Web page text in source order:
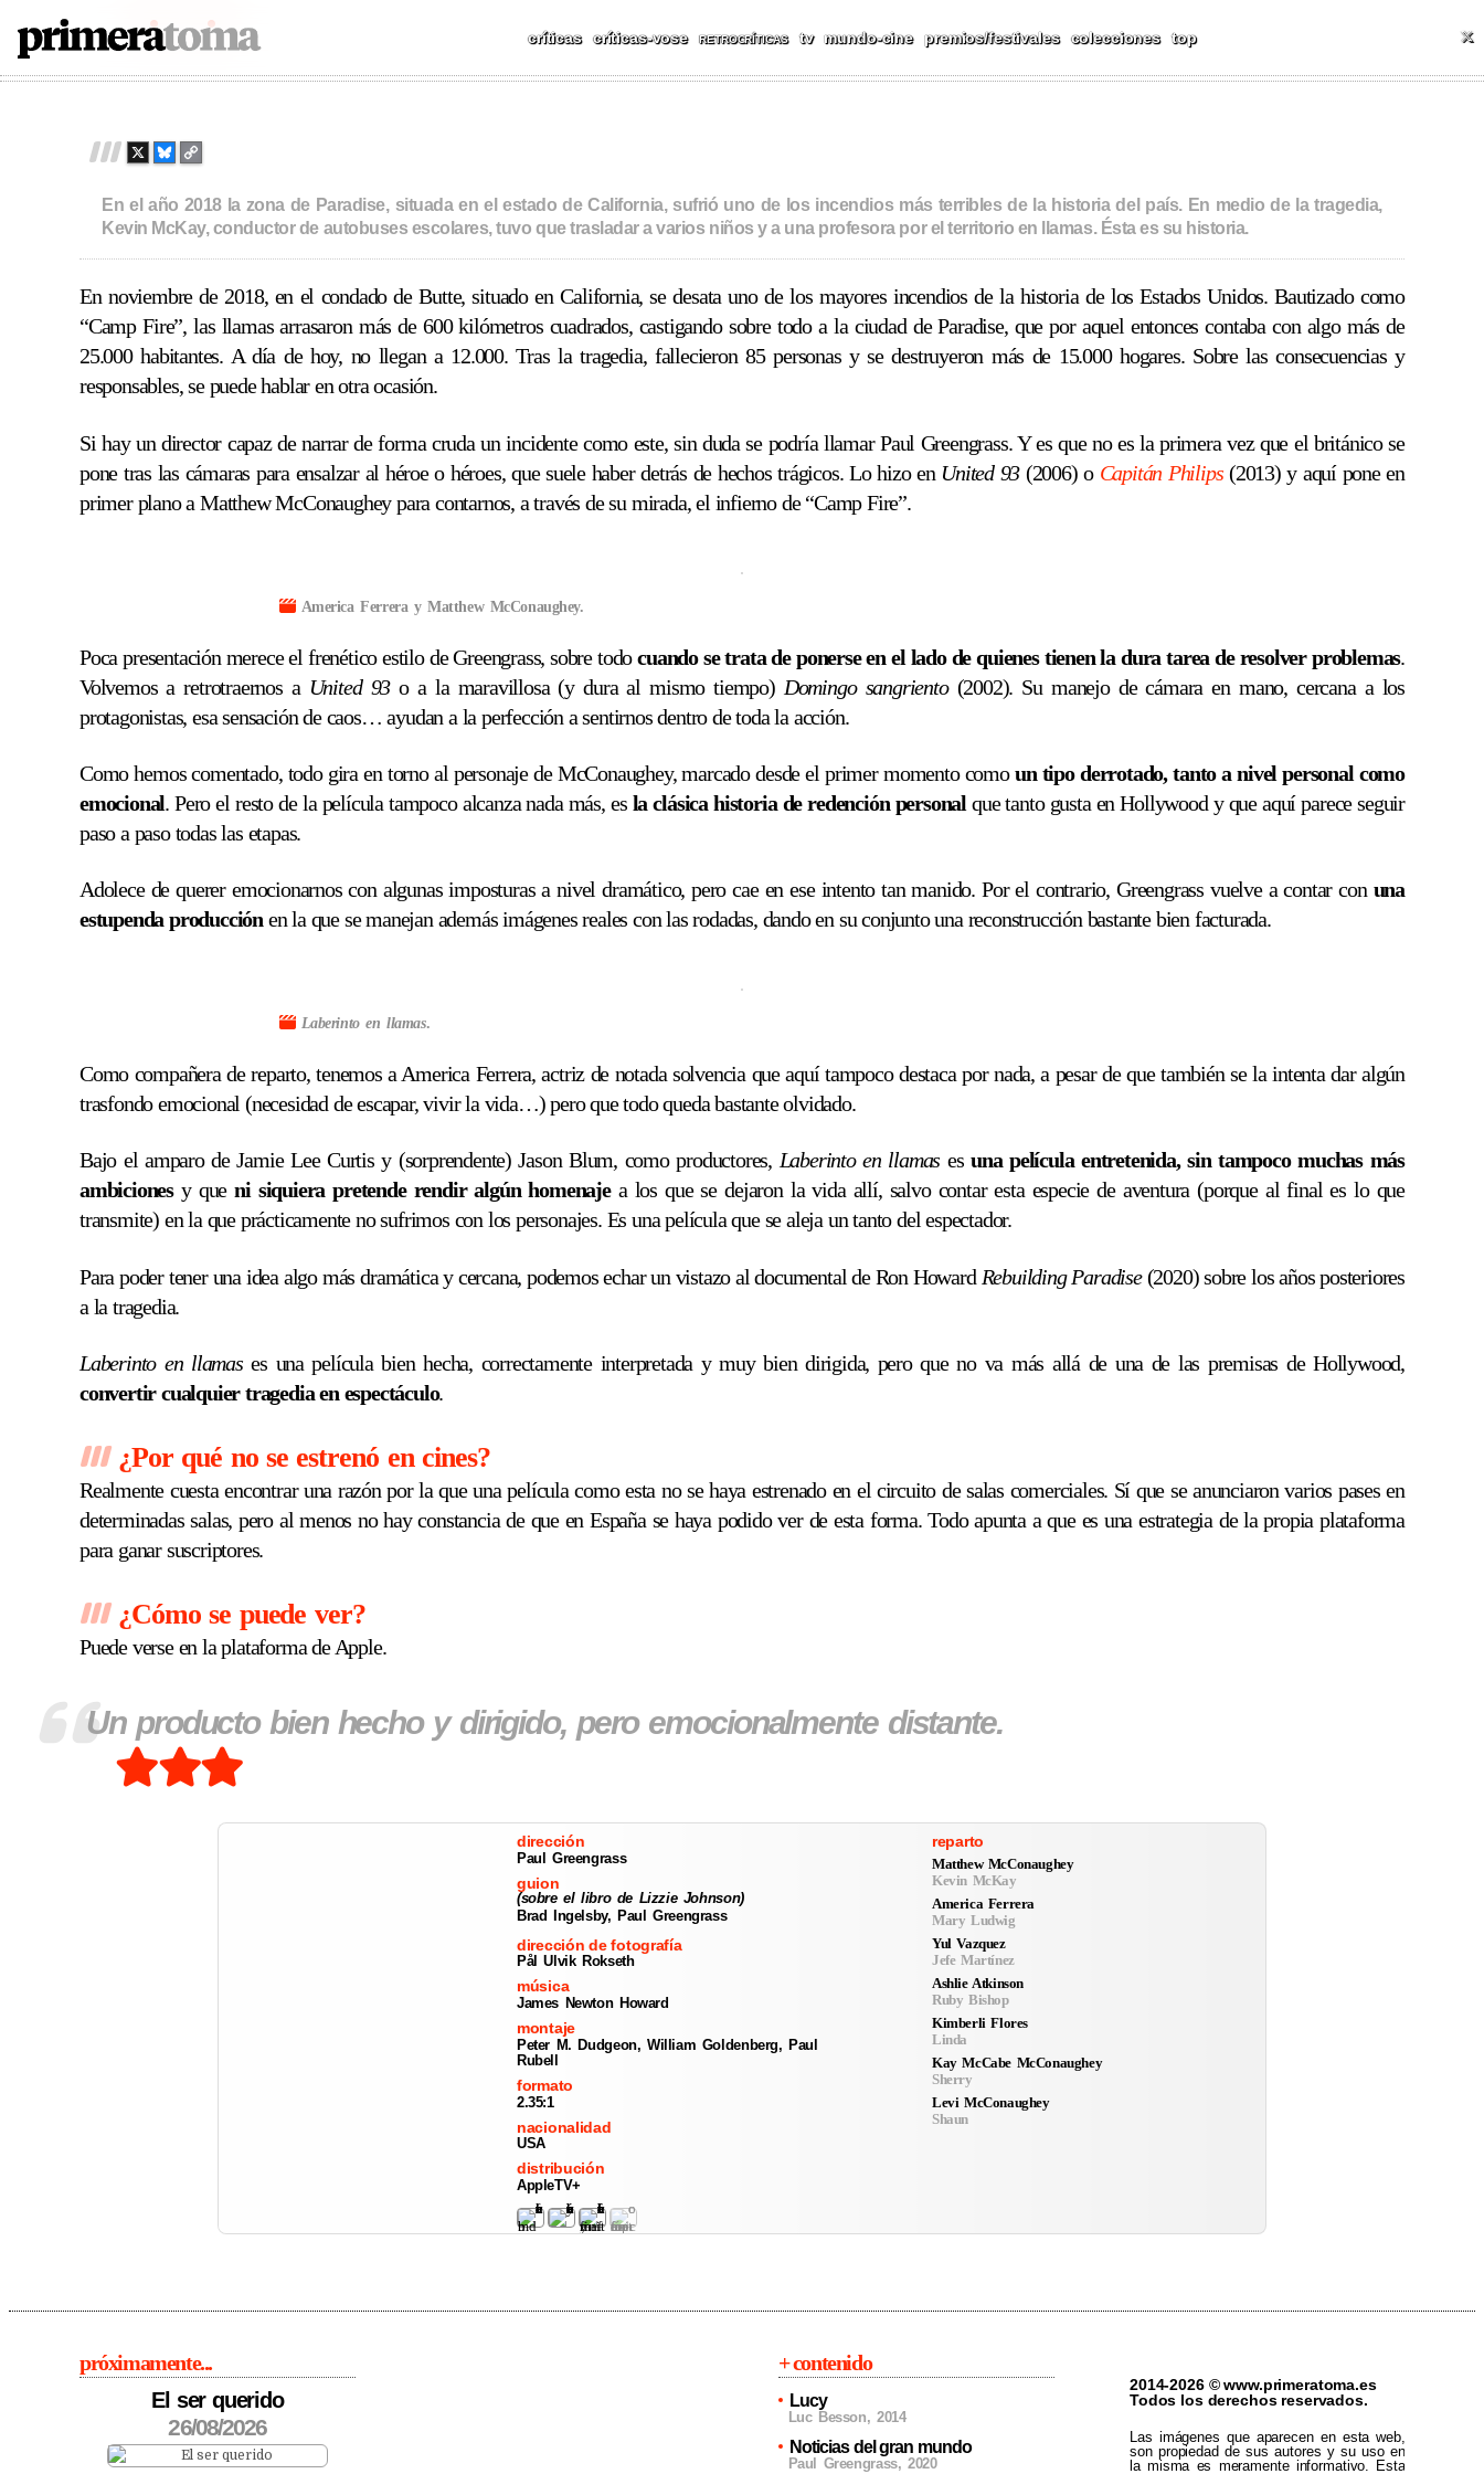
Skip
PRIMERATOMA | CRÍTICAS, REPORTAJES, FESTIVALES Y MÁS
críticas críticas-vose RETROCRÍTICAS tv mundo-cine premios/festivales colecciones top
The Lost Bus 2025
B
E
S
K
Y
C
P
L
I
N
K
En el año 2018 la zona de Paradise, situada en el estado de California, sufrió uno de los incendios más terribles de la historia del país. En medio de la tragedia,
Kevin McKay, conductor de autobuses escolares, tuvo que trasladar a varios niños y a una profesora por el territorio en llamas. Ésta es su historia.
En noviembre de 2018, en el condado de Butte, situado en California, se desata uno de los mayores incendios de la historia de los Estados Unidos. Bautizado como
“Camp Fire”, las llamas arrasaron más de 600 kilómetros cuadrados, castigando sobre todo a la ciudad de Paradise, que por aquel entonces contaba con algo más de
25.000 habitantes. A día de hoy, no llegan a 12.000. Tras la tragedia, fallecieron 85 personas y se destruyeron más de 15.000 hogares. Sobre las consecuencias y
responsables, se puede hablar en otra ocasión.
Si hay un director capaz de narrar de forma cruda un incidente como este, sin duda se podría llamar Paul Greengrass. Y es que no es la primera vez que el británico se
pone tras las cámaras para ensalzar al héroe o héroes, que suele haber detrás de hechos trágicos. Lo hizo en United 93(2006) o Capitán Philips(2013) y aquí pone en
primer plano a Matthew McConaughey para contarnos, a través de su mirada, el infierno de “Camp Fire”.
America Ferrera y Matthew McConaughey.
Poca presentación merece el frenético estilo de Greengrass, sobre todocuando se trata de ponerse en el lado de quienes tienen la dura tarea de resolver problemas.
Volvemos a retrotraernos a United 93o a la maravillosa (y dura al mismo tiempo) Domingo sangriento(2002). Su manejo de cámara en mano, cercana a los
protagonistas, esa sensación de caos… ayudan a la perfección a sentirnos dentro de toda la acción.
Como hemos comentado, todo gira en torno al personaje de McConaughey, marcado desde el primer momento comoun tipo derrotado, tanto a nivel personal como
emocional. Pero el resto de la película tampoco alcanza nada más, es la clásica historia de redención personalque tanto gusta en Hollywood y que aquí parece seguir
paso a paso todas las etapas.
Adolece de querer emocionarnos con algunas imposturas a nivel dramático, pero cae en ese intento tan manido. Por el contrario, Greengrass vuelve a contar con una
estupenda producción en la que se manejan además imágenes reales con las rodadas, dando en su conjunto una reconstrucción bastante bien facturada.
Laberinto en llamas.
Como compañera de reparto, tenemos a America Ferrera, actriz de notada solvencia que aquí tampoco destaca por nada, a pesar de que también se la intenta dar algún
trasfondo emocional (necesidad de escapar, vivir la vida…) pero que todo queda bastante olvidado.
Bajo el amparo de Jamie Lee Curtis y (sorprendente) Jason Blum, como productores,Laberinto en llamas esuna película entretenida, sin tampoco muchas más
ambicionesy queni siquiera pretende rendir algún homenajea los que se dejaron la vida allí, salvo contar esta especie de aventura (porque al final es lo que
transmite) en la que prácticamente no sufrimos con los personajes. Es una película que se aleja un tanto del espectador.
Para poder tener una idea algo más dramática y cercana, podemos echar un vistazo al documental de Ron Howard Rebuilding Paradise(2020) sobre los años posteriores
a la tragedia.
Laberinto en llamases una película bien hecha, correctamente interpretada y muy bien dirigida, pero que no va más allá de una de las premisas de Hollywood,
convertir cualquier tragedia en espectáculo.
¿Por qué no se estrenó en cines?
Realmente cuesta encontrar una razón por la que una película como esta no se haya estrenado en el circuito de salas comerciales. Sí que se anunciaron varios pases en
determinadas salas, pero al menos no hay constancia de que en España se haya podido ver de esta forma. Todo apunta a que es una estrategia de la propia plataforma
para ganar suscriptores.
¿Cómo se puede ver?
Puede verse en la plataforma de Apple.
Un producto bien hecho y dirigido, pero emocionalmente distante.
dirección
Paul Greengrass
guion
(sobre el libro de Lizzie Johnson)
Brad Ingelsby, Paul Greengrass
dirección de fotografía
Pål Ulvik Rokseth
música
James Newton Howard
montaje
Peter M. Dudgeon, William Goldenberg, Paul
Rubell
formato
2.35:1
nacionalidad
USA
distribución
AppleTV+
reparto
Matthew McConaughey
Kevin McKay
America Ferrera
Mary Ludwig
Yul Vazquez
Jefe Martínez
Ashlie Atkinson
Ruby Bishop
Kimberli Flores
Linda
Kay McCabe McConaughey
Sherry
Levi McConaughey
Shaun
próximamente...
El ser querido
26/08/2026
+ contenido
Lucy
Luc Besson, 2014
Noticias del gran mundo
Paul Greengrass, 2020
2014-2026 © www.primeratoma.es
Todos los derechos reservados.
Las imágenes que aparecen en esta web,
son propiedad de sus autores y su uso en
la misma es meramente informativo. Esta